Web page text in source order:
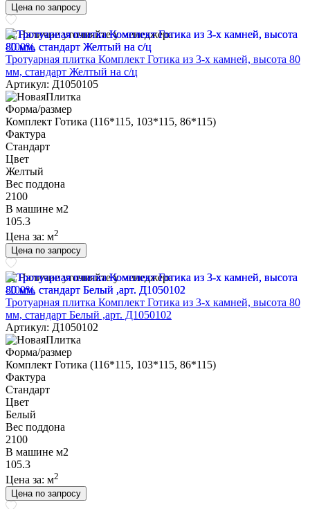
Цена по запросу
Наличие уточняйте у менеджера
-100%
Тротуарная плитка Комплект Готика из 3-х камней, высота 80
мм, стандарт Желтый на с/ц
Артикул: Д1050105
Форма/размер
Комплект Готика (116*115, 103*115, 86*115)
Фактура
Стандарт
Цвет
Желтый
Вес поддона
2100
В машине м2
105.3
Цена за: м2
Цена по запросу
Наличие уточняйте у менеджера
-100%
Тротуарная плитка Комплект Готика из 3-х камней, высота 80
мм, стандарт Белый ,арт. Д1050102
Артикул: Д1050102
Форма/размер
Комплект Готика (116*115, 103*115, 86*115)
Фактура
Стандарт
Цвет
Белый
Вес поддона
2100
В машине м2
105.3
Цена за: м2
Цена по запросу